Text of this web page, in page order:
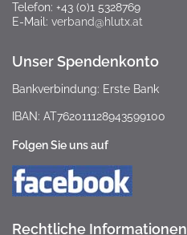
Telefon: +43 (0)1 5328769
E-Mail: verband@hlutx.at
Unser Spendenkonto
Bankverbindung: Erste Bank
IBAN: AT762011128943599100
Folgen Sie uns auf
Rechtliche Informationen